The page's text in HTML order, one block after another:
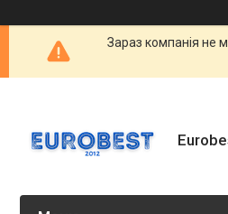
Зараз компанія не